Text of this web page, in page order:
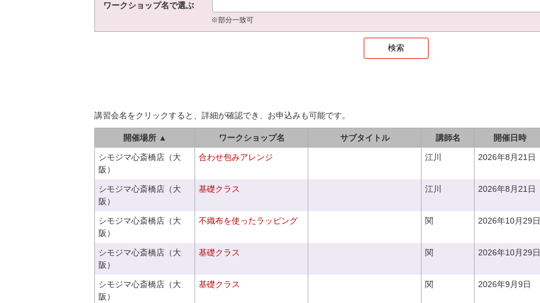
ワークショップ名で選ぶ
※部分一致可
講習会名をクリックすると、詳細が確認でき、お申込みも可能です。
開催場所 ▲ ワークショップ名 サブタイトル 講師名 開催日時
シモジマ心斎橋店（大
阪）
合わせ包みアレンジ 江川 2026年8月21日
シモジマ心斎橋店（大
阪）
基礎クラス 江川 2026年8月21日
シモジマ心斎橋店（大
阪）
不織布を使ったラッピング 関 2026年10月29日
シモジマ心斎橋店（大
阪）
基礎クラス 関 2026年10月29日
シモジマ心斎橋店（大
阪）
基礎クラス 関 2026年9月9日